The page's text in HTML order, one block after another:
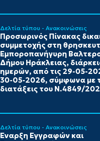
Δελτία τύπου - Ανακοινώσεις
Προσωρινός Πίνακας
συμμετοχής στη
Εμποροπανήγυρη
Δήμου Ηράκλειας,
ημερών, από τις 29-05-
30-05-2026, σύμφωνα με
διατάξεις του Ν.4849/
Δελτία τύπου - Ανακοινώσεις
Έναρξη Εγγραφών και